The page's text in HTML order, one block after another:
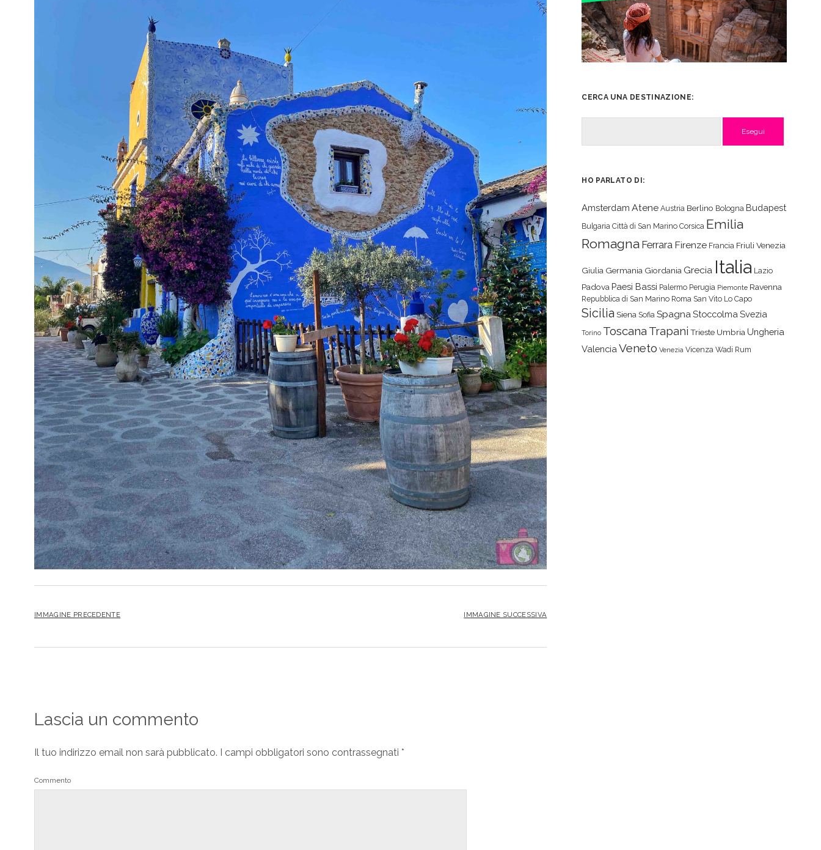
IMMAGINE PRECEDENTE IMMAGINE SUCCESSIVA
Lascia un commento
Il tuo indirizzo email non sarà pubblicato. I campi obbligatori sono contrassegnati *
Commento
CERCA UNA DESTINAZIONE:
HO PARLATO DI:
Amsterdam Atene Austria Berlino Bologna Budapest
Bulgaria Città di San Marino Corsica Emilia
Romagna Ferrara Firenze Francia Friuli Venezia
Giulia Germania Giordania Grecia Italia Lazio
Padova Paesi Bassi Palermo Perugia Piemonte Ravenna
Repubblica di San Marino Roma San Vito Lo Capo
Sicilia Siena Sofia SpagnaStoccolma Svezia
Torino Toscana Trapani Trieste Umbria Ungheria
Valencia Veneto Venezia Vicenza Wadi Rum